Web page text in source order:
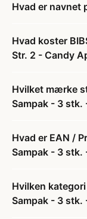
Hvad er navnet
Hvad koster
Str. 2 - Candy
Hvilket mærke
Sampak - 3 stk.
Hvad er EAN /
Sampak - 3 stk.
Hvilken
Sampak - 3 stk.